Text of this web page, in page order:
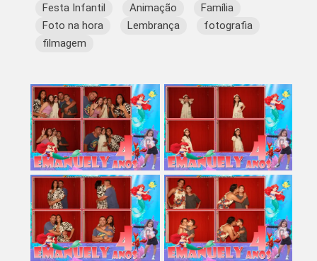
Festa Infantil
Animação
Família
Foto na hora
Lembrança
fotografia
filmagem